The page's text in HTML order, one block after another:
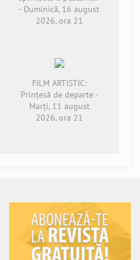
- Duminică, 16 august
2026, ora 21
FILM ARTISTIC:
Prințesă de departe -
Marți, 11 august
2026, ora 21